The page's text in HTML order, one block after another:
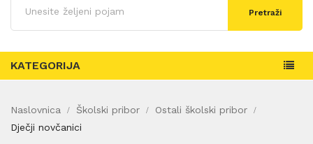
Pretraži
KATEGORIJA
Naslovnica Školski pribor
Ostali školski pribor
Dječji novčanici